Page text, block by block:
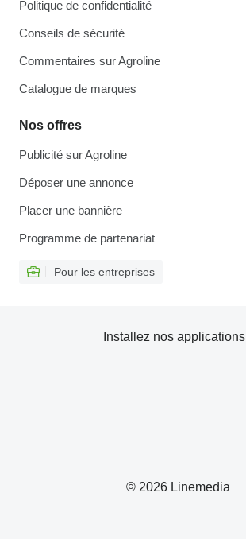
Politique de confidentialité
Conseils de sécurité
Commentaires sur Agroline
Catalogue de marques
Nos offres
Publicité sur Agroline
Déposer une annonce
Placer une bannière
Programme de partenariat
Pour les entreprises
© 2026 Linemedia
Installez nos applications